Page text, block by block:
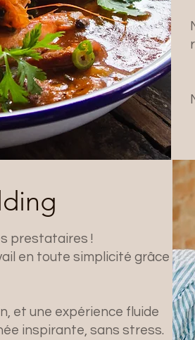
prestataires !
en toute simplicité grâce
et une expérience fluide
inspirante, sans stress.